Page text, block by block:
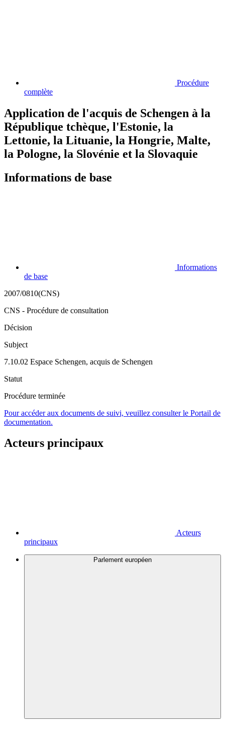
Procédure
complète
Application de l'acquis de Schengen à la
République tchèque, l'Estonie, la
Lettonie, la Lituanie, la Hongrie, Malte,
la Pologne, la Slovénie et la Slovaquie
Informations de base
Informations
de base
2007/0810(CNS)
CNS - Procédure de consultation
Décision
Subject
7.10.02 Espace Schengen, acquis de Schengen
Statut
Procédure terminée
Pour accéder aux documents de suivi, veuillez consulter le Portail de
documentation.
Acteurs principaux
Acteurs
principaux
Parlement européen